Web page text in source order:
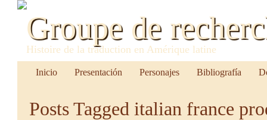
Groupe de
Histoire de la traduction en Amérique latine
Inicio Presentación Personajes Bibliografía
Posts Tagged italian france